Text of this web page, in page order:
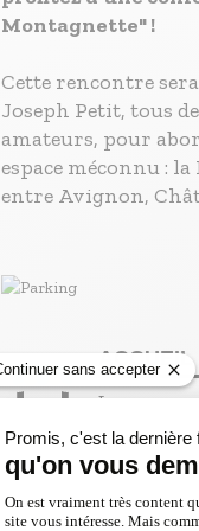
Montagnette" !
Cette rencontre
Joseph Petit, tous
amateurs, pour
espace méconnu :
entre Avignon,
Partez en
origines jusqu'à la
Une librairie
proposée par la
sur le site, ainsi
ACCUEIL
Langues